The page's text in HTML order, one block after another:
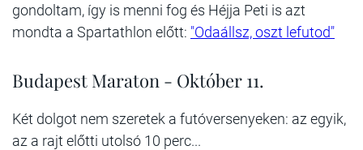
gondoltam, így is menni fog és Héjja Peti is azt
mondta a Spartathlon előtt: "Odaállsz, oszt lefutod"
Budapest Maraton - Október 11.
Két dolgot nem szeretek a futóversenyeken: az egyik,
az a rajt előtti utolsó 10 perc...